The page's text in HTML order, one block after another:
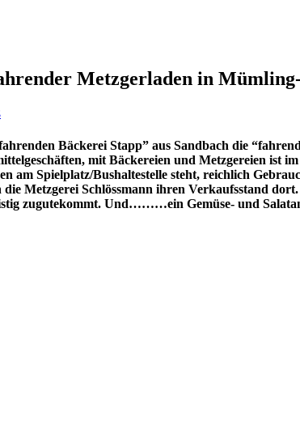
Metzgerladen in
Bäckerei Stapp” aus Sandbach die
mit Bäckereien und Metzgereien ist
am Spielplatz/Bushaltestelle steht, reichlich
die Metzgerei Schlössmann ihren Verkaufsstand
zugutekommt. Und………ein Gemüse- und